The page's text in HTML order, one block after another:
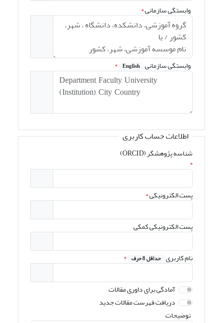
وابستگی سازمانی*
وابستگی سازمانی English
*
اطلاعات حساب کاربری
شناسه پژوهشگر (ORCID)
*
پست الکترونیکی*
پست الکترونیکی کمکی
نام کاربری حداقل 8 حرف *
آمادگی برای داوری مقالات
دریافت فهرست مقالات جدید
توضیحات